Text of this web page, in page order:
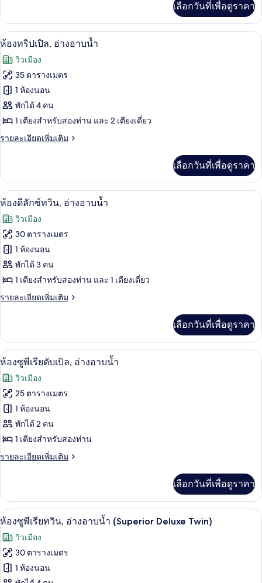
เน
สดับ
เบิล
(No
Window,
No
View)
เกี่ยว
กับ
ห้อ
ซิ
เน
สดับ
เบิล
(No
Window,
No
View)
เลือกวันที่เพื่อดูราคา
เปิด
ภาพถ่าย
ทั้งหมด
ของ
ห้อง
ทริปเปิล,
อ่างอาบน้ำ
ห้องทริปเปิล, อ่างอาบน้ำ | โต๊ะทำงาน,
9
ห้องทริปเปิล, อ่างอาบน้ำ
วิวเมือง
35 ตารางเมตร
1 ห้องนอน
พักได้ 4 คน
1 เตียงสำหรับสองท่าน และ 2 เตียงเดี่ยว
รายละเอียดเพิ่มเติม
ราย
เกี่ยว
กับ
ห้อง
อ่างอาบน้ำ
เลือกวันที่เพื่อดูราคา
เปิด
ภาพถ่าย
ทั้งหมด
ของ
ห้อง
ดี
ลัก
ทวิน,
อ่างอาบน้ำ
ห้องดีลักซ์ทวิน, อ่างอาบน้ำ | โต๊ะทำงา
8
ห้องดีลักซ์ทวิน, อ่างอาบน้ำ
วิวเมือง
30 ตารางเมตร
1 ห้องนอน
พักได้ 3 คน
1 เตียงสำหรับสองท่าน และ 1 เตียงเดี่ยว
รายละเอียดเพิ่มเติม
ราย
เกี่ยว
กับ
ห้อง
ลัก
ซ์
ทวิ
น,
อ่างอาบน้ำ
เลือกวันที่เพื่อดูราคา
เปิด
ภาพถ่าย
ทั้งหมด
ของ
ห้อง
ซู
พี
บเบิล,
อ่างอาบน้ำ
ห้องซูพีเรียดับเบิล, อ่างอาบน้ำ | โต๊ะท
7
ห้องซูพีเรียดับเบิล, อ่างอาบน้ำ
วิวเมือง
25 ตารางเมตร
1 ห้องนอน
พักได้ 2 คน
1 เตียงสำหรับสองท่าน
รายละเอียดเพิ่มเติม
ราย
เกี่ยว
กับ
ห้อง
พี
เรียดั
บเบิล,
อ่างอาบน้ำ
เลือกวันที่เพื่อดูราคา
เปิด
ภาพถ่าย
ทั้งหมด
ของ
ห้องซูพีเรียทวิน, อ่างอาบน้ำ (Superior
9
ห้องซูพีเรียทวิน, อ่างอาบน้ำ (Superior Deluxe Twin)
วิวเมือง
30 ตารางเมตร
1 ห้องนอน